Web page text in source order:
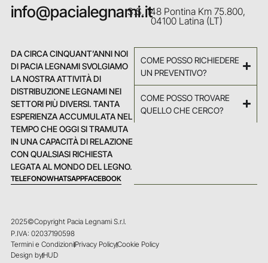
info@pacialegnami.itS.S. 148 Pontina Km 75.800,
04100 Latina (LT)
DA CIRCA CINQUANT’ANNI NOI
DI PACIA LEGNAMI SVOLGIAMO
LA NOSTRA ATTIVITÀ DI
DISTRIBUZIONE LEGNAMI NEI
SETTORI PIÙ DIVERSI. TANTA
ESPERIENZA ACCUMULATA NEL
TEMPO CHE OGGI SI TRAMUTA
IN UNA CAPACITÀ DI RELAZIONE
CON QUALSIASI RICHIESTA
LEGATA AL MONDO DEL LEGNO.
TELEFONOWHATSAPPFACEBOOK
COME POSSO RICHIEDERE
UN PREVENTIVO?
COME POSSO TROVARE
QUELLO CHE CERCO?
2025©Copyright Pacia Legnami S.r.l.
P.IVA: 02037190598
Termini e CondizioniPrivacy PolicyCookie Policy
Design byHUD